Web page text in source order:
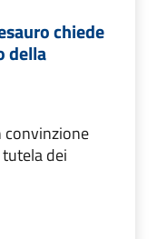
chiede
della
convinzione
tutela dei